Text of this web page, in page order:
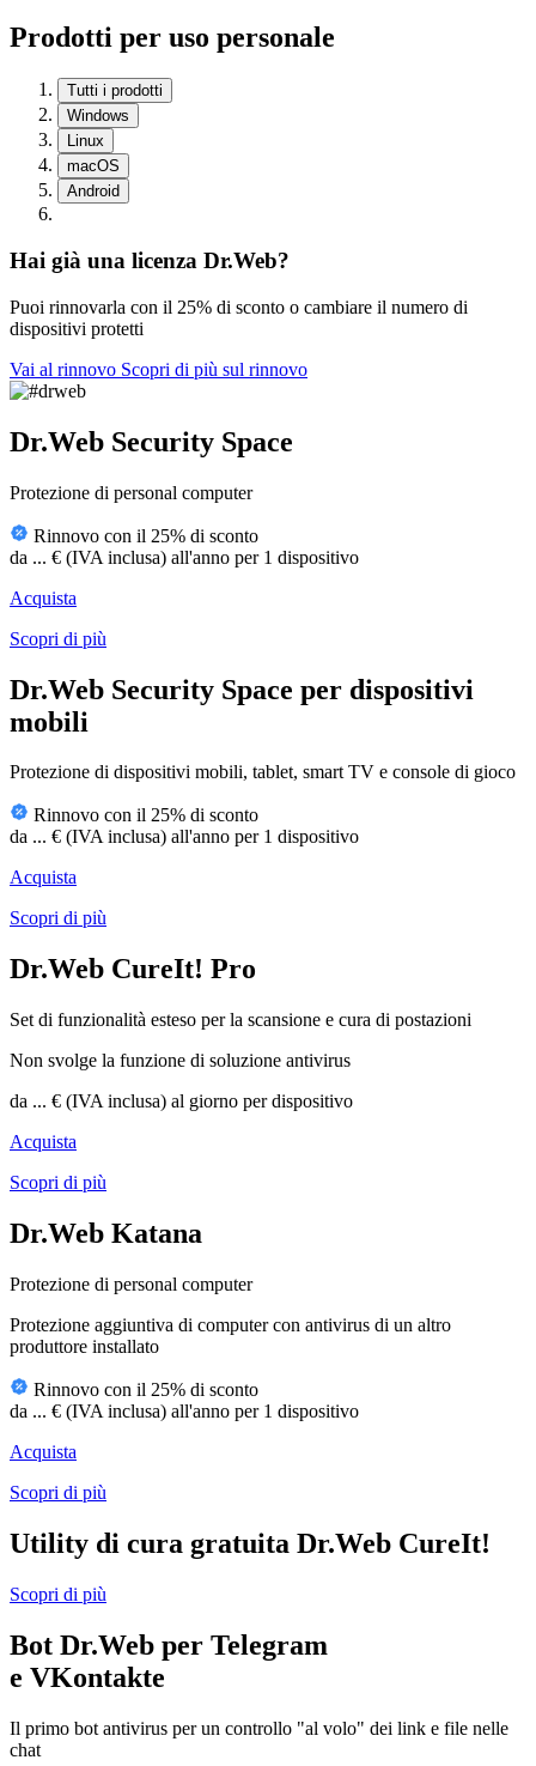
Prodotti per uso personale
Tutti i prodotti
Windows
Linux
macOS
Android
Hai già una licenza Dr.Web?
Puoi rinnovarla con il 25% di sconto o cambiare il numero di
dispositivi protetti
Vai al rinnovo Scopri di più sul rinnovo
Dr.Web Security Space
Protezione di personal computer
Rinnovo con il 25% di sconto
da ... € (IVA inclusa) all'anno per 1 dispositivo
Acquista
Scopri di più
Dr.Web Security Space per dispositivi
mobili
Protezione di dispositivi mobili, tablet, smart TV e console di gioco
Rinnovo con il 25% di sconto
da ... € (IVA inclusa) all'anno per 1 dispositivo
Acquista
Scopri di più
Dr.Web CureIt! Pro
Set di funzionalità esteso per la scansione e cura di postazioni
Non svolge la funzione di soluzione antivirus
da ... € (IVA inclusa) al giorno per dispositivo
Acquista
Scopri di più
Dr.Web Katana
Protezione di personal computer
Protezione aggiuntiva di computer con antivirus di un altro
produttore installato
Rinnovo con il 25% di sconto
da ... € (IVA inclusa) all'anno per 1 dispositivo
Acquista
Scopri di più
Utility di cura gratuita Dr.Web CureIt!
Scopri di più
Bot Dr.Web per Telegram
e VKontakte
Il primo bot antivirus per un controllo "al volo" dei link e file nelle
chat